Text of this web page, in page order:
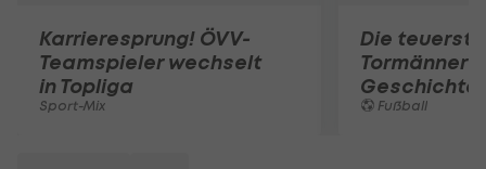
Karrieresprung! ÖVV-
Teamspieler wechselt
in Topliga
Sport-Mix
Die
Tormänner
Geschichte
Fußball